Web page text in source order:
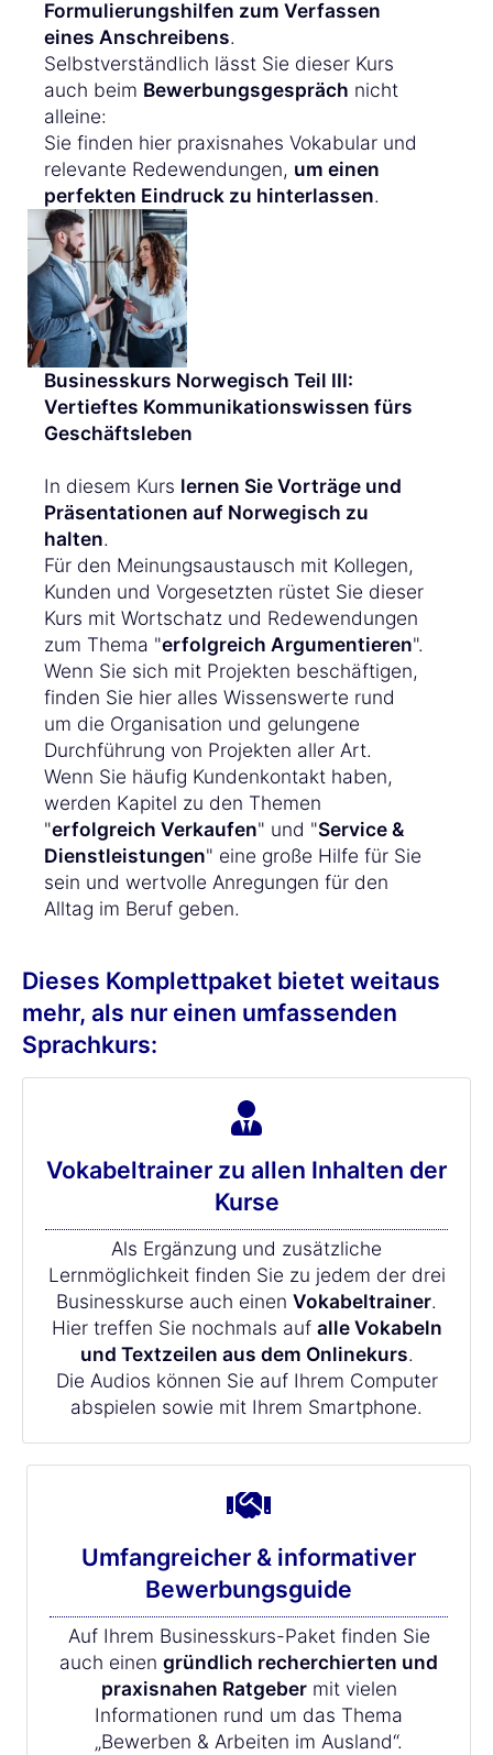
Formulierungshilfen zum Verfassen
eines Anschreibens.
Selbstverständlich lässt Sie dieser Kurs
auch beim Bewerbungsgespräch nicht
alleine:
Sie finden hier praxisnahes Vokabular und
relevante Redewendungen, um einen
perfekten Eindruck zu hinterlassen.
Businesskurs Norwegisch Teil III:
Vertieftes Kommunikationswissen fürs
Geschäftsleben
In diesem Kurs lernen Sie Vorträge und
Präsentationen auf Norwegisch zu
halten.
Für den Meinungsaustausch mit Kollegen,
Kunden und Vorgesetzten rüstet Sie dieser
Kurs mit Wortschatz und Redewendungen
zum Thema "erfolgreich Argumentieren".
Wenn Sie sich mit Projekten beschäftigen,
finden Sie hier alles Wissenswerte rund
um die Organisation und gelungene
Durchführung von Projekten aller Art.
Wenn Sie häufig Kundenkontakt haben,
werden Kapitel zu den Themen
"erfolgreich Verkaufen" und "Service &
Dienstleistungen" eine große Hilfe für Sie
sein und wertvolle Anregungen für den
Alltag im Beruf geben.
Dieses Komplettpaket bietet weitaus
mehr, als nur einen umfassenden
Sprachkurs:
Vokabeltrainer zu allen Inhalten der
Kurse
Als Ergänzung und zusätzliche
Lernmöglichkeit finden Sie zu jedem der drei
Businesskurse auch einen Vokabeltrainer.
Hier treffen Sie nochmals auf alle Vokabeln
und Textzeilen aus dem Onlinekurs.
Die Audios können Sie auf Ihrem Computer
abspielen sowie mit Ihrem Smartphone.
Umfangreicher & informativer
Bewerbungsguide
Auf Ihrem Businesskurs-Paket finden Sie
auch einen gründlich recherchierten und
praxisnahen Ratgebermit vielen
Informationen rund um das Thema
„Bewerben & Arbeiten im Ausland“.